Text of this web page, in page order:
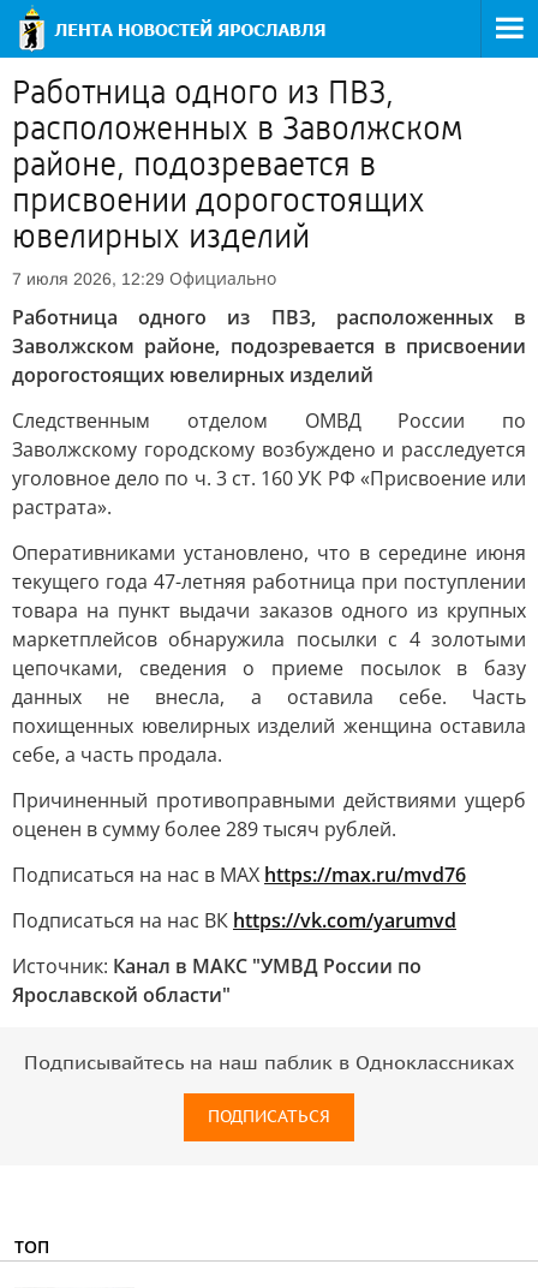
Работница одного из ПВЗ,
расположенных в Заволжском
районе, подозревается в
присвоении дорогостоящих
ювелирных изделий
7 июля 2026, 12:29 Официально
Работница одного из ПВЗ, расположенных в
Заволжском районе, подозревается в присвоении
дорогостоящих ювелирных изделий
Следственным отделом ОМВД России по
Заволжскому городскому возбуждено и расследуется
уголовное дело по ч. 3 ст. 160 УК РФ «Присвоение или
растрата».
Оперативниками установлено, что в середине июня
текущего года 47-летняя работница при поступлении
товара на пункт выдачи заказов одного из крупных
маркетплейсов обнаружила посылки с 4 золотыми
цепочками, сведения о приеме посылок в базу
данных не внесла, а оставила себе. Часть
похищенных ювелирных изделий женщина оставила
себе, а часть продала.
Причиненный противоправными действиями ущерб
оценен в сумму более 289 тысяч рублей.
Подписаться на нас в МАХ https://max.ru/mvd76
Подписаться на нас ВК https://vk.com/yarumvd
Источник: Канал в МАКС "УМВД России по
Ярославской области"
Подписывайтесь на наш паблик в Одноклассниках
ПОДПИСАТЬСЯ
ТОП